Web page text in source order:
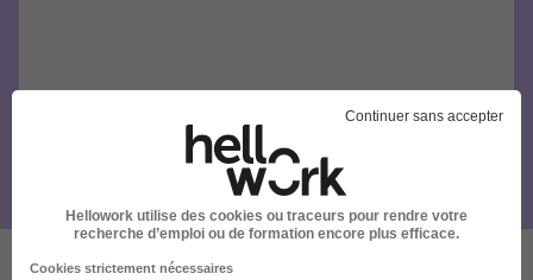
Continuer sans accepter
Hellowork utilise des cookies ou traceurs pour rendre votre
recherche d’emploi ou de formation encore plus efficace.
Cookies strictement nécessaires